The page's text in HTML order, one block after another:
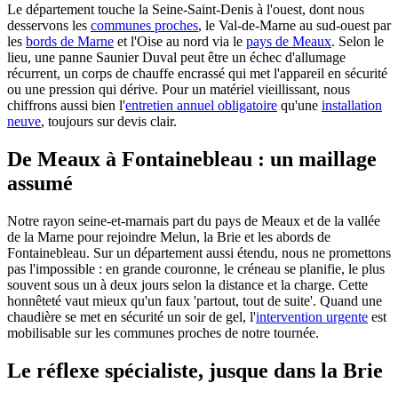
Le département touche la Seine-Saint-Denis à l'ouest, dont nous
desservons les communes proches, le Val-de-Marne au sud-ouest par
les bords de Marne et l'Oise au nord via le pays de Meaux. Selon le
lieu, une panne Saunier Duval peut être un échec d'allumage
récurrent, un corps de chauffe encrassé qui met l'appareil en sécurité
ou une pression qui dérive. Pour un matériel vieillissant, nous
chiffrons aussi bien l'entretien annuel obligatoire qu'une installation
neuve, toujours sur devis clair.
De Meaux à Fontainebleau : un maillage
assumé
Notre rayon seine-et-marnais part du pays de Meaux et de la vallée
de la Marne pour rejoindre Melun, la Brie et les abords de
Fontainebleau. Sur un département aussi étendu, nous ne promettons
pas l'impossible : en grande couronne, le créneau se planifie, le plus
souvent sous un à deux jours selon la distance et la charge. Cette
honnêteté vaut mieux qu'un faux 'partout, tout de suite'. Quand une
chaudière se met en sécurité un soir de gel, l'intervention urgente est
mobilisable sur les communes proches de notre tournée.
Le réflexe spécialiste, jusque dans la Brie